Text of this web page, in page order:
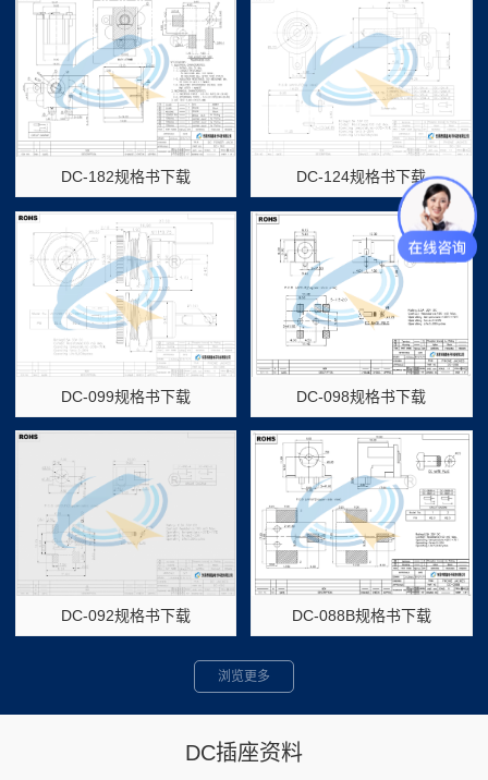
DC-182规格书下载 DC-124规格书下载
DC-099规格书下载 DC-098规格书下载
DC-092规格书下载 DC-088B规格书下载
浏览更多
DC插座资料